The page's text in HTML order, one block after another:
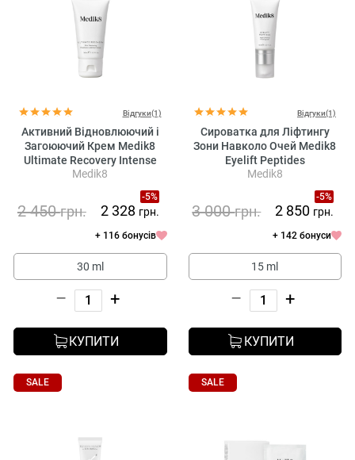
Відгуки(1)
Активний Відновлюючий і
Загоюючий Крем Medik8
Ultimate Recovery Intense
Medik8
-5%
2 450грн. 2 328 грн.
+ 116 бонусів
30 ml
– +
КУПИТИ
Відгуки(1)
Сироватка для Ліфтингу
Зони Навколо Очей Medik8
Eyelift Peptides
Medik8
-5%
3 000грн. 2 850 грн.
+ 142 бонуси
15 ml
– +
КУПИТИ
SALE SALE